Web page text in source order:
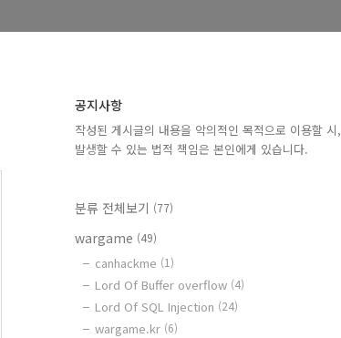
공지사항
작성된 게시글의 내용을 악의적인 목적으로 이용할 시,
발생할 수 있는 법적 책임은 본인에게 있습니다.
분류 전체보기 (77)
wargame (49)
canhackme (1)
Lord Of Buffer overflow (4)
Lord Of SQL Injection (24)
wargame.kr (6)